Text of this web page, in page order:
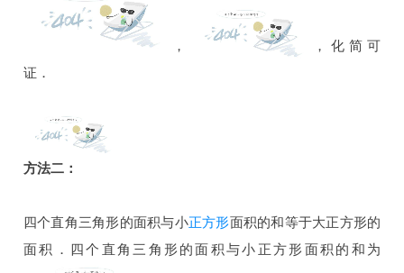
，
，化简可
证．
方法二：
四个直角三角形的面积与小正方形面积的和等于大正方形的
面积．四个直角三角形的面积与小正方形面积的和为